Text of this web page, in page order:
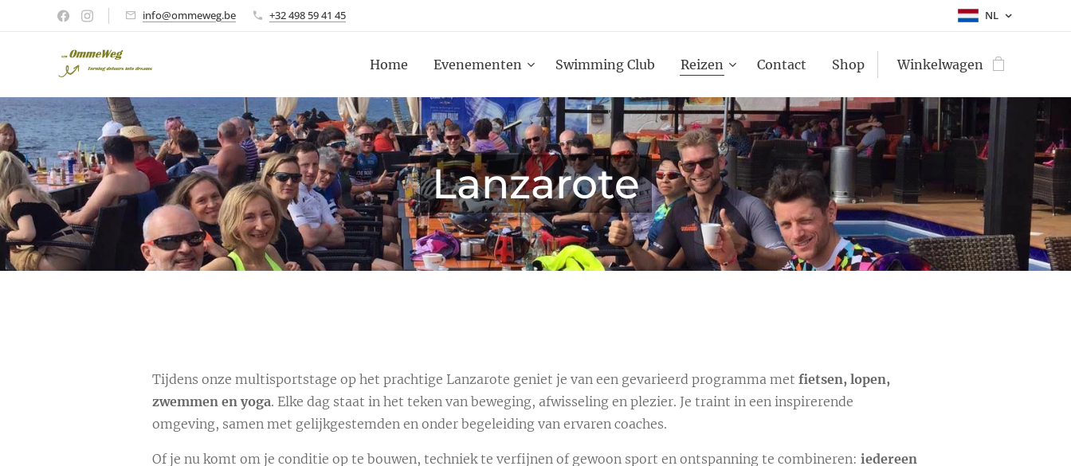
info@ommeweg.be +32 498 59 41 45 NL
Home Evenementen Swimming Club Reizen Contact Shop Winkelwagen
Lanzarote
Tijdens onze multisportstage op het prachtige Lanzarote geniet je van een gevarieerd programma met fietsen, lopen,
zwemmen en yoga. Elke dag staat in het teken van beweging, afwisseling en plezier. Je traint in een inspirerende
omgeving, samen met gelijkgestemden en onder begeleiding van ervaren coaches.
Of je nu komt om je conditie op te bouwen, techniek te verfijnen of gewoon sport en ontspanning te combineren: iedereen